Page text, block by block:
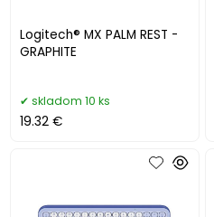
Logitech® MX PALM REST -
GRAPHITE
skladom 10 ks
19.32 €